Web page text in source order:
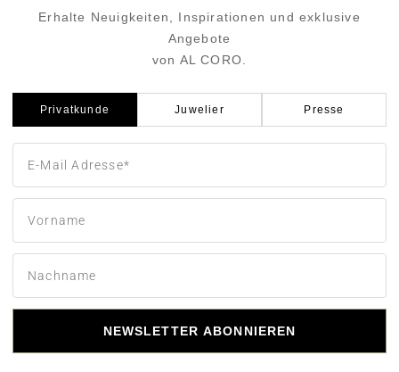
Erhalte Neuigkeiten, Inspirationen und exklusive
Angebote
von AL CORO.
Privatkunde Juwelier Presse
NEWSLETTER ABONNIEREN